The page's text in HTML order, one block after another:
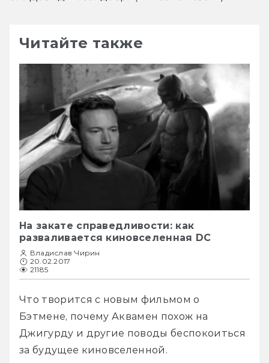
Читайте также
На закате справедливости: как
разваливается киновселенная DC
Владислав Чирин
20.02.2017
21185
Что творится с новым фильмом о
Бэтмене, почему Аквамен похож на
Джигурду и другие поводы беспокоиться
за будущее киновселенной.